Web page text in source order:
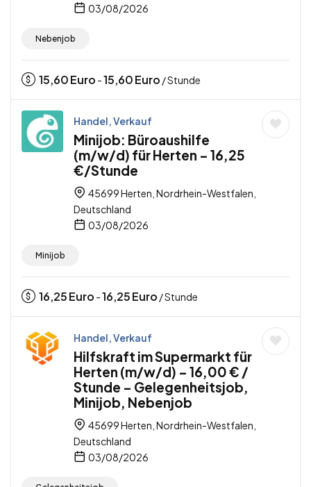
03/08/2026
Nebenjob
15,60Euro -15,60Euro / Stunde
Handel, Verkauf
Minijob: Büroaushilfe
(m/w/d) für Herten – 16,25
€/Stunde
45699 Herten, Nordrhein-Westfalen,
Deutschland
03/08/2026
Minijob
16,25Euro -16,25Euro / Stunde
Handel, Verkauf
Hilfskraft im Supermarkt für
Herten (m/w/d) – 16,00 € /
Stunde – Gelegenheitsjob,
Minijob, Nebenjob
45699 Herten, Nordrhein-Westfalen,
Deutschland
03/08/2026